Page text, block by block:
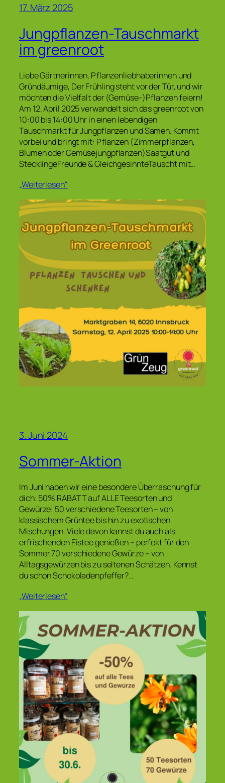
17. März 2025
Jungpflanzen-Tauschmarkt
im greenroot
Liebe Gärtnerinnen, Pflanzenliebhaberinnen und
Gründäumige, Der Frühling steht vor der Tür, und wir
möchten die Vielfalt der (Gemüse-)Pflanzen feiern!
Am 12. April 2025 verwandelt sich das greenroot von
10:00 bis 14:00 Uhr in einen lebendigen
Tauschmarkt für Jungpflanzen und Samen. Kommt
vorbei und bringt mit: Pflanzen (Zimmerpflanzen,
Blumen oder Gemüsejungpflanzen)Saatgut und
StecklingeFreunde & GleichgesinnteTauscht mit…
„Weiterlesen“
3. Juni 2024
Sommer-Aktion
Im Juni haben wir eine besondere Überraschung für
dich: 50% RABATT auf ALLE Teesorten und
Gewürze! 50 verschiedene Teesorten – von
klassischem Grüntee bis hin zu exotischen
Mischungen. Viele davon kannst du auch als
erfrischenden Eistee genießen – perfekt für den
Sommer.70 verschiedene Gewürze – von
Alltagsgewürzen bis zu seltenen Schätzen. Kennst
du schon Schokoladenpfeffer?…
„Weiterlesen“